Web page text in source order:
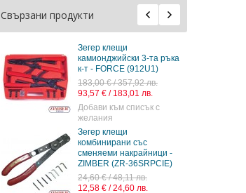
Свързани продукти
Зегер клещи
камионджийски 3-та ръка
к-т - FORCE (912U1)
183,00 € / 357,92 лв.
93,57 € / 183,01 лв.
Добави към списък с
желания
Зегер клещи
комбинирани със
сменяеми накрайници -
ZIMBER (ZR-36SRPCIE)
24,60 € / 48,11 лв.
12,58 € / 24,60 лв.